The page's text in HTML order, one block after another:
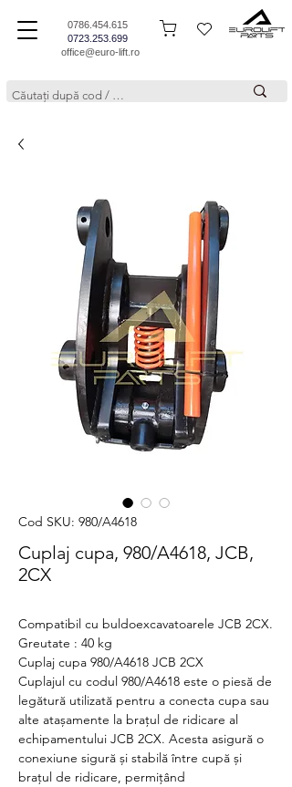
0786.454.615
0723.253.699
office@euro-lift.ro
Cod SKU: 980/A4618
Cuplaj cupa, 980/A4618, JCB,
2CX
Compatibil cu buldoexcavatoarele JCB 2CX.
Greutate : 40 kg
Cuplaj cupa 980/A4618 JCB 2CX
Cuplajul cu codul 980/A4618 este o piesă de
legătură utilizată pentru a conecta cupa sau
alte atașamente la brațul de ridicare al
echipamentului JCB 2CX. Acesta asigură o
conexiune sigură și stabilă între cupă și
brațul de ridicare, permițând